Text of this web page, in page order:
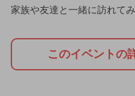
家族や友達と一緒に訪れて
このイベントの